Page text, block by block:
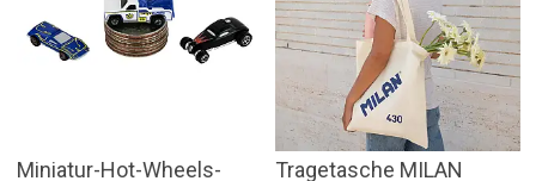
Miniatur-Hot-Wheels-
Tragetasche MILAN